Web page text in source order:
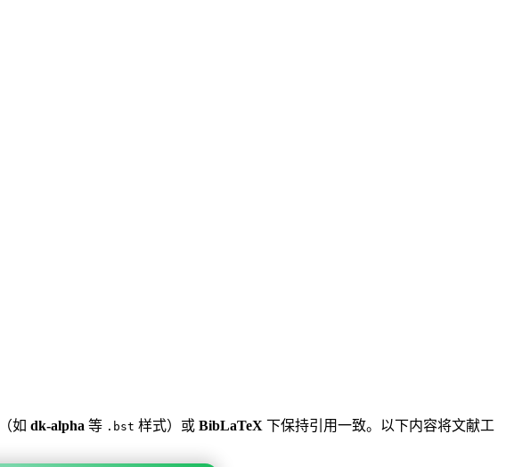
（如 dk-alpha 等 .bst 样式）或 BibLaTeX 下保持引用一致。以下内容将文献工